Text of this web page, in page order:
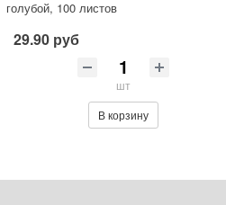
голубой, 100 листов
29.90 руб
шт
В корзину